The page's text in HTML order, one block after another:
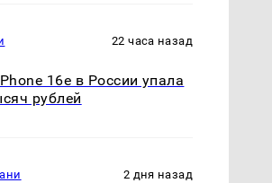
22 часа назад
16e в России упала
рублей
2 дня назад